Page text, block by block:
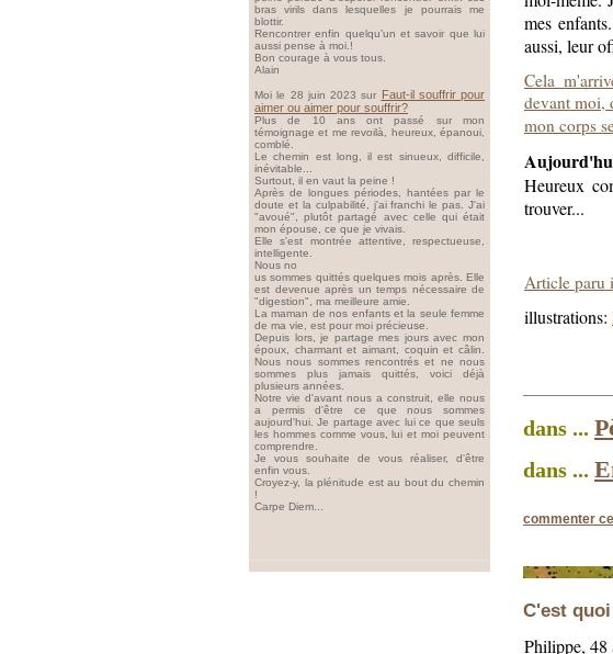
bras virils dans lesquelles je pourrais me
blottir.
Rencontrer enfin quelqu’un et savoir que lui
aussi pense à moi.!
Bon courage à vous tous.
Alain
Moi le 28 juin 2023 sur Faut-il souffrir pour
aimer ou aimer pour souffrir?
Plus de 10 ans ont passé sur mon
témoignage et me revoilà, heureux, épanoui,
comblé.
Le chemin est long, il est sinueux, difficile,
inévitable...
Surtout, il en vaut la peine !
Après de longues périodes, hantées par le
doute et la culpabilité, j'ai franchi le pas. J'ai
"avoué", plutôt partagé avec celle qui était
mon épouse, ce que je vivais.
Elle s'est montrée attentive, respectueuse,
intelligente.
Nous no
us sommes quittés quelques mois après. Elle
est devenue après un temps nécessaire de
"digestion", ma meilleure amie.
La maman de nos enfants et la seule femme
de ma vie, est pour moi précieuse.
Depuis lors, je partage mes jours avec mon
époux, charmant et aimant, coquin et câlin.
Nous nous sommes rencontrés et ne nous
sommes plus jamais quittés, voici déjà
plusieurs années.
Notre vie d'avant nous a construit, elle nous
a permis d'être ce que nous sommes
aujourd'hui. Je partage avec lui ce que seuls
les hommes comme vous, lui et moi peuvent
comprendre.
Je vous souhaite de vous réaliser, d'être
enfin vous.
Croyez-y, la plénitude est au bout du chemin
!
Carpe Diem...
mes
aussi, leur
Cela
devant moi,
mon corps
Heureux
trouver...
Article paru
illustrations:
dans ...
dans ...
commenter
C'est
Philippe, 48